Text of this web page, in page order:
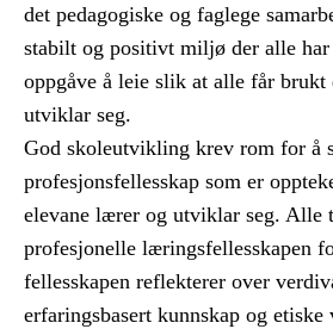
det pedagogiske og faglege
stabilt og positivt miljø der alle
oppgåve å leie slik at alle får brukt
utviklar seg.
God skoleutvikling krev rom for å
profesjonsfellesskap som er
elevane lærer og utviklar seg. Alle
profesjonelle læringsfellesskapen
fellesskapen reflekterer over
erfaringsbasert kunnskap og